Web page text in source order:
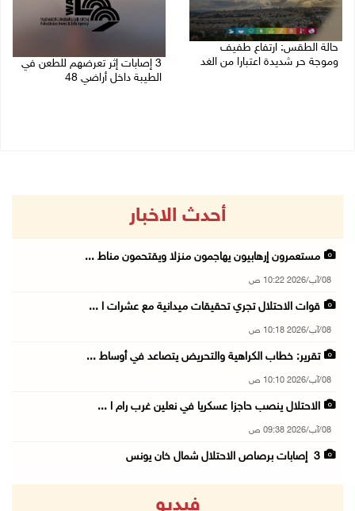
حالة الطقس: ارتفاع طفيف
وموجة حر شديدة اعتبارا من الغد
3 إصابات إثر تعرضهم للطعن في
الطيبة داخل أراضي 48
أحدث الاخبار
مستعمرون إرهابيون يهاجمون منزلا ويقتحمون مناط ...
08/آب/2026 10:22 ص
قوات الاحتلال تجري تحقيقات ميدانية مع عشرات ا ...
08/آب/2026 10:18 ص
تقرير: خطاب الكراهية والتحريض يتصاعد في أوساط ...
08/آب/2026 10:10 ص
الاحتلال ينصب حاجزا عسكريا في نعلين غرب رام ا ...
08/آب/2026 09:38 ص
3 إصابات برصاص الاحتلال شمال خان يونس
فيديو